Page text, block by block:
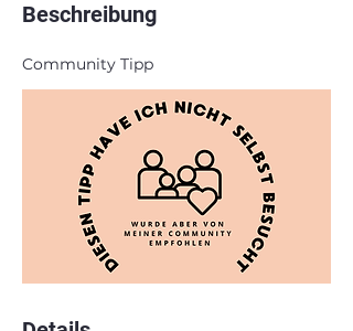
Beschreibung
Community Tipp